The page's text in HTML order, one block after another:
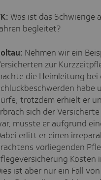
Was ist das Schwierige
begleitet?
Nehmen wir ein
zur
die Heimleitung
habe
trotzdem erhielt er
sich der
musste er aufgrund
erlitt er einen
vorliegenden
Kosten
ist aber nur ein Fall